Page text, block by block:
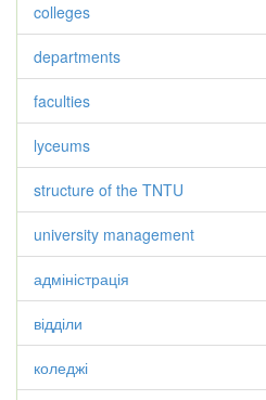
colleges
departments
faculties
lyceums
structure of the TNTU
university management
адміністрація
відділи
коледжі